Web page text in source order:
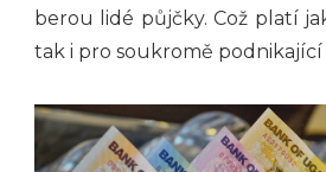
berou lidé půjčky. Což platí
tak i pro soukromě podnikající